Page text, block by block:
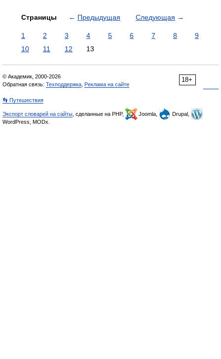
Страницы ← Предыдущая Следующая →
1 2 3 4 5 6 7 8
9
10
11 12 13
18+
© Академик, 2000-2026
Обратная связь: Техподдержка Реклама на сайте
👣 Путешествия
Экспорт словарей на сайты , сделанные на PHP, Joomla,
Drupal,
WordPress, MODx.